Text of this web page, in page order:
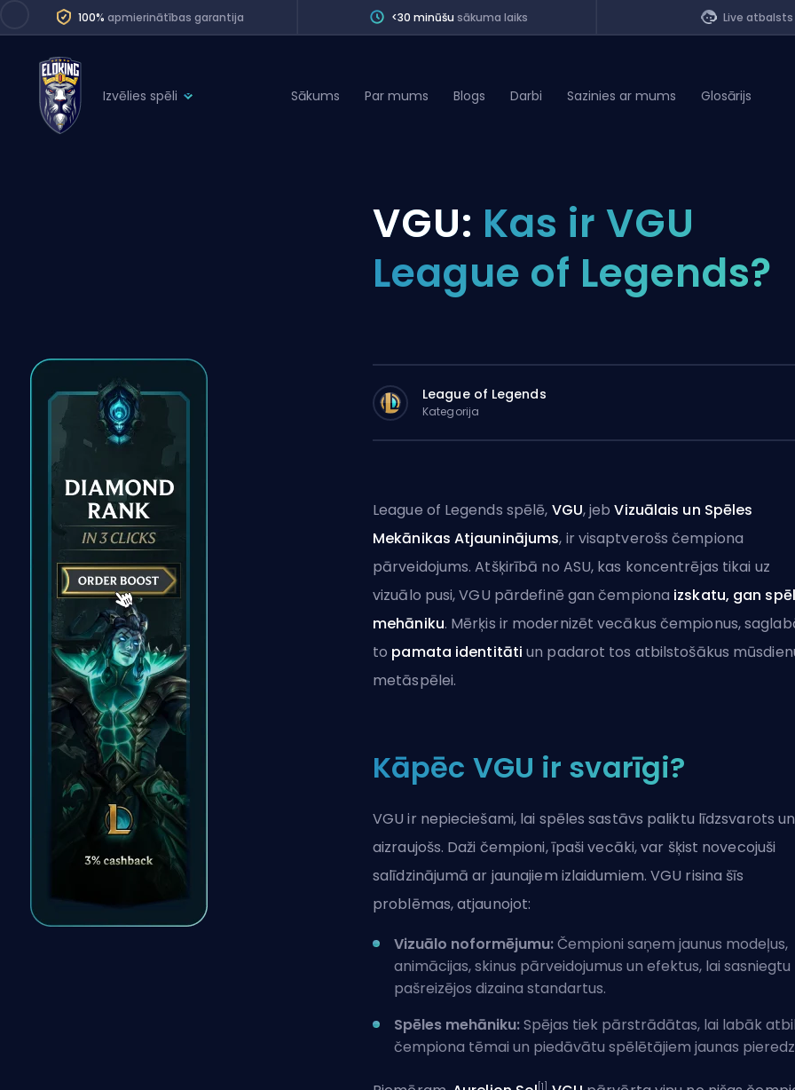
100% apmierinātības garantija <30 minūšu sākuma laiks Live atbalsts
Izvēlies spēli
Path of Exile 2
Division Boost
Teammate
Sākums Par mums Blogs Darbi Sazinies ar mums Glosārijs
VGU: Kas ir VGU
League of Legends?
League of Legends
Kategorija
League of Legends spēlē, VGU, jebVizuālais un Spēles
Mekānikas Atjauninājums, ir visaptverošs čempiona
pārveidojums. Atšķirībā no ASU, kas koncentrējas tikai uz
vizuālo pusi, VGU pārdefinē gan čempiona izskatu, gan
mehāniku. Mērķis ir modernizēt vecākus čempionus,
to pamata identitāti un padarot tos atbilstošākus
metāspēlei.
Kāpēc VGU ir svarīgi?
VGU ir nepieciešami, lai spēles sastāvs paliktu līdzsvarots un
aizraujošs. Daži čempioni, īpaši vecāki, var šķist novecojuši
salīdzinājumā ar jaunajiem izlaidumiem. VGU risina šīs
problēmas, atjaunojot:
Vizuālo noformējumu:Čempioni saņem jaunus modeļus,
animācijas,skinus pārveidojumus un efektus, lai sasniegtu
pašreizējos dizaina standartus.
Spēles mehāniku:Spējas tiek pārstrādātas, lai labāk
čempiona tēmai un piedāvātu spēlētājiem jaunas
[1]